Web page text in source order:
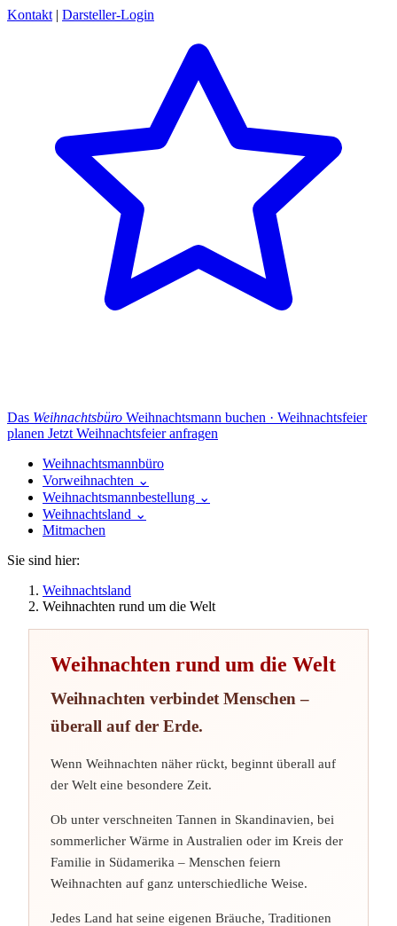
Kontakt | Darsteller-Login
Das Weihnachtsbüro Weihnachtsmann buchen · Weihnachtsfeier
planen Jetzt Weihnachtsfeier anfragen
Weihnachtsmannbüro
Vorweihnachten ⌄
Weihnachtsmannbestellung ⌄
Weihnachtsland ⌄
Mitmachen
Sie sind hier:
Weihnachtsland
Weihnachten rund um die Welt
Weihnachten rund um die Welt
Weihnachten verbindet Menschen –
überall auf der Erde.
Wenn Weihnachten näher rückt, beginnt überall auf
der Welt eine besondere Zeit.
Ob unter verschneiten Tannen in Skandinavien, bei
sommerlicher Wärme in Australien oder im Kreis der
Familie in Südamerika – Menschen feiern
Weihnachten auf ganz unterschiedliche Weise.
Jedes Land hat seine eigenen Bräuche, Traditionen